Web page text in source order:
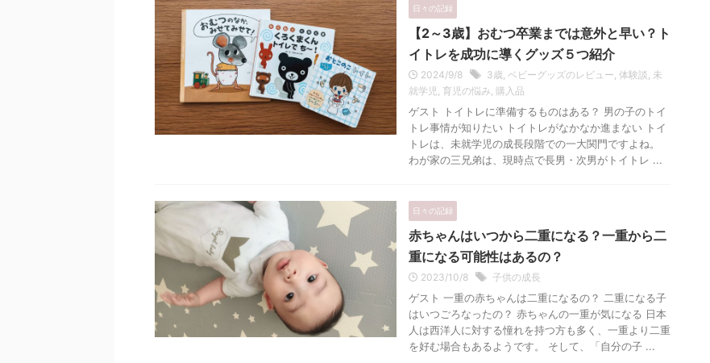
日々の記録
【2～3歳】おむつ卒業までは意外と早い？ト
イトレを成功に導くグッズ５つ紹介
2024/9/8 3歳 ベビーグッズのレビュー 体験談 未
就学児 育児の悩み 購入品
ゲスト トイトレに準備するものはある？ 男の子のトイ
トレ事情が知りたい トイトレがなかなか進まない トイ
トレは、未就学児の成長段階での一大関門ですよね。
わが家の三兄弟は、現時点で長男・次男がトイトレ ...
日々の記録
赤ちゃんはいつから二重になる？一重から二
重になる可能性はあるの？
2023/10/8 子供の成長
ゲスト 一重の赤ちゃんは二重になるの？ 二重になる子
はいつごろなったの？ 赤ちゃんの一重が気になる 日本
人は西洋人に対する憧れを持つ方も多く、一重より二重
を好む場合もあるようです。 そして、「自分の子 ...